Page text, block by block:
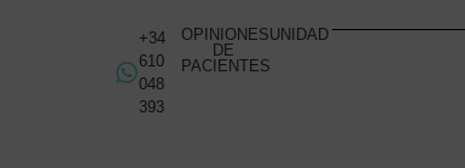
+34
610
048
393
OPINIONES
DE
PACIENTES
UNIDAD